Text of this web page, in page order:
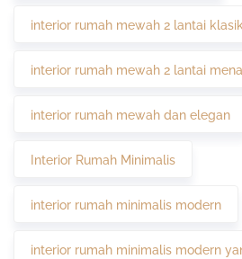
interior rumah mewah 2 lantai klasik
interior rumah mewah 2 lantai
interior rumah mewah dan elegan
Interior Rumah Minimalis
interior rumah minimalis modern
interior rumah minimalis modern